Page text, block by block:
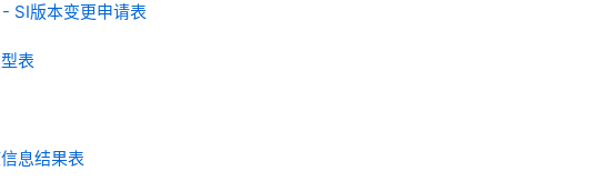
SI版本变更申请表
表
息结果表